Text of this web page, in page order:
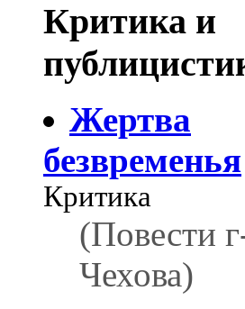
Критика и
Жертва
безвременья
Критика
(Повести
Чехова)